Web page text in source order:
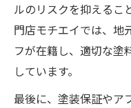
ルのリスクを抑えるこ
門店モチエイでは、地
フが在籍し、適切な塗
しています。
最後に、塗装保証やア